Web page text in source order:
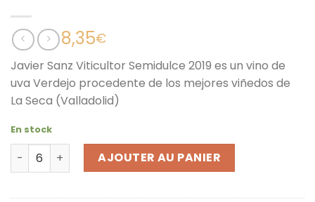
8,35€
Javier Sanz Viticultor Semidulce 2019 es un vino de
uva Verdejo procedente de los mejores viñedos de
La Seca (Valladolid)
En stock
quantité de Javier Sanz Semidulce Vino Viticultor 2025
AJOUTER AU PANIER